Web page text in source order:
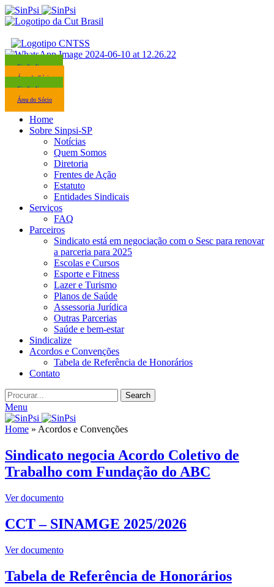
Sindicalize-se
Área do Sócio
Sindicalize-se
Área do Sócio
Home
Sobre Sinpsi-SP
Notícias
Quem Somos
Diretoria
Frentes de Ação
Estatuto
Entidades Sindicais
Serviços
FAQ
Parceiros
Sindicato está em negociação com o Sesc para renovar
a parceria para 2025
Escolas e Cursos
Esporte e Fitness
Lazer e Turismo
Planos de Saúde
Assessoria Jurídica
Outras Parcerias
Saúde e bem-estar
Sindicalize
Acordos e Convenções
Tabela de Referência de Honorários
Contato
Search
Menu
Home » Acordos e Convenções
Sindicato negocia Acordo Coletivo de
Trabalho com Fundação do ABC
Ver documento
CCT – SINAMGE 2025/2026
Ver documento
Tabela de Referência de Honorários